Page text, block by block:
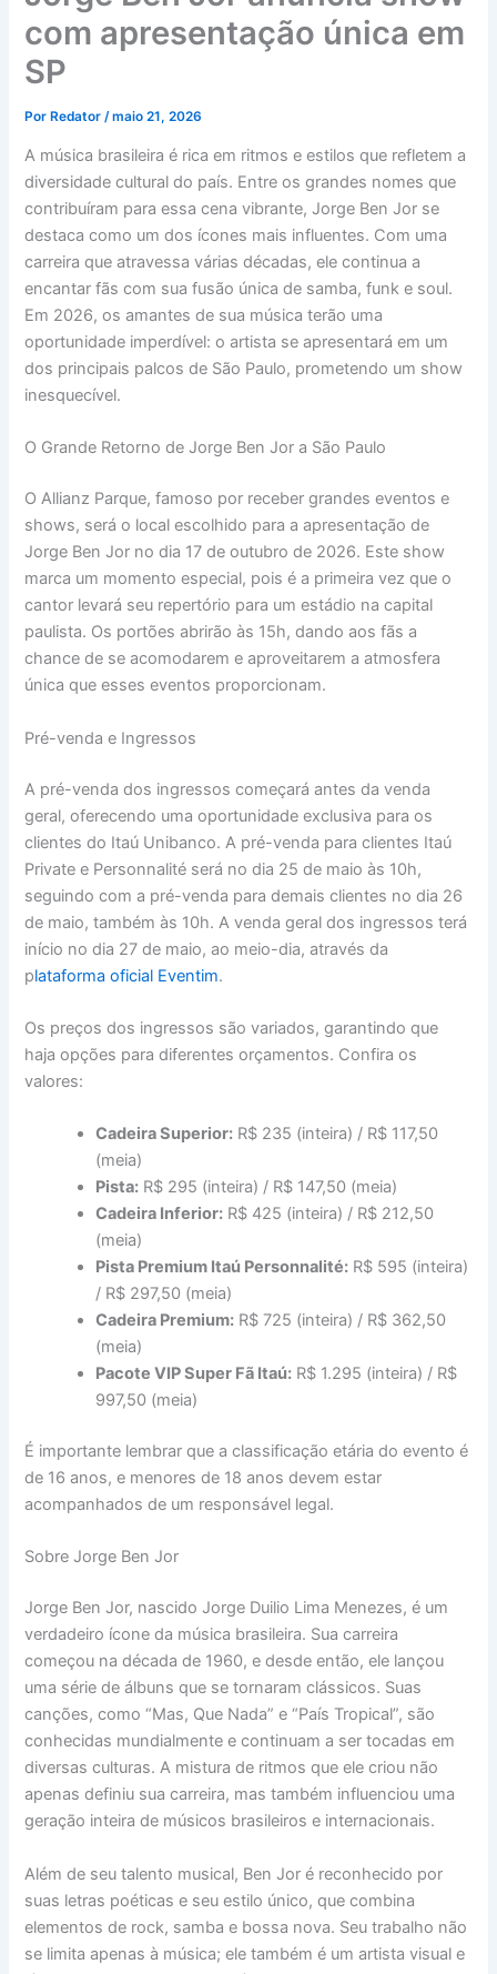
com apresentação única em
SP
PorRedator /maio 21, 2026
A música brasileira é rica em ritmos e estilos que refletem a
diversidade cultural do país. Entre os grandes nomes que
contribuíram para essa cena vibrante, Jorge Ben Jor se
destaca como um dos ícones mais influentes. Com uma
carreira que atravessa várias décadas, ele continua a
encantar fãs com sua fusão única de samba, funk e soul.
Em 2026, os amantes de sua música terão uma
oportunidade imperdível: o artista se apresentará em um
dos principais palcos de São Paulo, prometendo um show
inesquecível.
O Grande Retorno de Jorge Ben Jor a São Paulo
O Allianz Parque, famoso por receber grandes eventos e
shows, será o local escolhido para a apresentação de
Jorge Ben Jor no dia 17 de outubro de 2026. Este show
marca um momento especial, pois é a primeira vez que o
cantor levará seu repertório para um estádio na capital
paulista. Os portões abrirão às 15h, dando aos fãs a
chance de se acomodarem e aproveitarem a atmosfera
única que esses eventos proporcionam.
Pré-venda e Ingressos
A pré-venda dos ingressos começará antes da venda
geral, oferecendo uma oportunidade exclusiva para os
clientes do Itaú Unibanco. A pré-venda para clientes Itaú
Private e Personnalité será no dia 25 de maio às 10h,
seguindo com a pré-venda para demais clientes no dia 26
de maio, também às 10h. A venda geral dos ingressos terá
início no dia 27 de maio, ao meio-dia, através da
plataforma oficial Eventim.
Os preços dos ingressos são variados, garantindo que
haja opções para diferentes orçamentos. Confira os
valores:
Cadeira Superior: R$ 235 (inteira) / R$ 117,50
(meia)
Pista: R$ 295 (inteira) / R$ 147,50 (meia)
Cadeira Inferior: R$ 425 (inteira) / R$ 212,50
(meia)
Pista Premium Itaú Personnalité: R$ 595 (inteira)
/ R$ 297,50 (meia)
Cadeira Premium: R$ 725 (inteira) / R$ 362,50
(meia)
Pacote VIP Super Fã Itaú: R$ 1.295 (inteira) / R$
997,50 (meia)
É importante lembrar que a classificação etária do evento é
de 16 anos, e menores de 18 anos devem estar
acompanhados de um responsável legal.
Sobre Jorge Ben Jor
Jorge Ben Jor, nascido Jorge Duilio Lima Menezes, é um
verdadeiro ícone da música brasileira. Sua carreira
começou na década de 1960, e desde então, ele lançou
uma série de álbuns que se tornaram clássicos. Suas
canções, como “Mas, Que Nada” e “País Tropical”, são
conhecidas mundialmente e continuam a ser tocadas em
diversas culturas. A mistura de ritmos que ele criou não
apenas definiu sua carreira, mas também influenciou uma
geração inteira de músicos brasileiros e internacionais.
Além de seu talento musical, Ben Jor é reconhecido por
suas letras poéticas e seu estilo único, que combina
elementos de rock, samba e bossa nova. Seu trabalho não
se limita apenas à música; ele também é um artista visual e